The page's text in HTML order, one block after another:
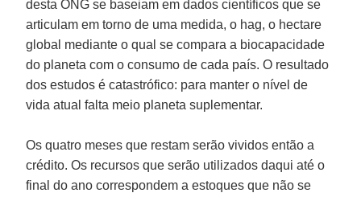
desta ONG se baseiam em dados científicos que se
articulam em torno de uma medida, o hag, o hectare
global mediante o qual se compara a biocapacidade
do planeta com o consumo de cada país. O resultado
dos estudos é catastrófico: para manter o nível de
vida atual falta meio planeta suplementar.
Os quatro meses que restam serão vividos então a
crédito. Os recursos que serão utilizados daqui até o
final do ano correspondem a estoques que não se